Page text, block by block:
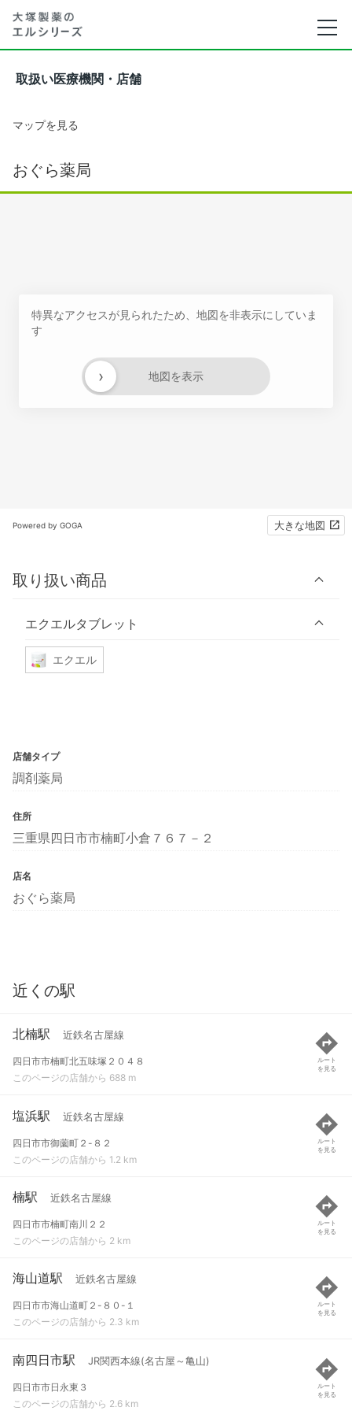
取扱い医療機関・店舗
マップを見る
おぐら薬局
特異なアクセスが見られたため、地図を非表示にしていま
す
地図を表示
›
Powered by GOGA 大きな地図
取り扱い商品
エクエルタブレット
エクエル
店舗タイプ
調剤薬局
住所
三重県四日市市楠町小倉７６７－２
店名
おぐら薬局
近くの駅
北楠駅 近鉄名古屋線
四日市市楠町北五味塚２０４８
このページの店舗から 688 m
ルート
を見る
塩浜駅 近鉄名古屋線
四日市市御薗町２-８２
このページの店舗から 1.2 km
ルート
を見る
楠駅 近鉄名古屋線
四日市市楠町南川２２
このページの店舗から 2 km
ルート
を見る
海山道駅 近鉄名古屋線
四日市市海山道町２-８０-１
このページの店舗から 2.3 km
ルート
を見る
南四日市駅 JR関西本線(名古屋～亀山)
四日市市日永東３
このページの店舗から 2.6 km
ルート
を見る